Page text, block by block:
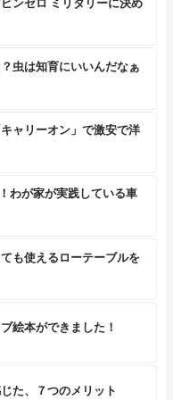
ンゼロ ミリタリーに決め
虫は知育にいいんだなぁ
ャリーオン」で激安で洋
わが家が実践している車
も使えるローテーブルを
絵本ができました！
た、７つのメリット